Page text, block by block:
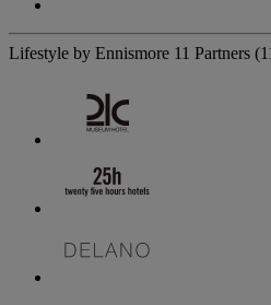
Lifestyle by Ennismore 11 Partners